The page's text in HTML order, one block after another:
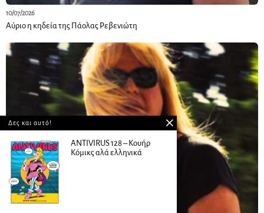
10/07/2026
Αύριο η κηδεία της Πάολας Ρεβενιώτη
Δες και αυτό!
ANTIVIRUS 128 – Kουήρ
Κόμικς αλά ελληνικά